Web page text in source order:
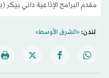
مقدم البرامج الإذاعية داني
لندن:«الشرق الأوسط»